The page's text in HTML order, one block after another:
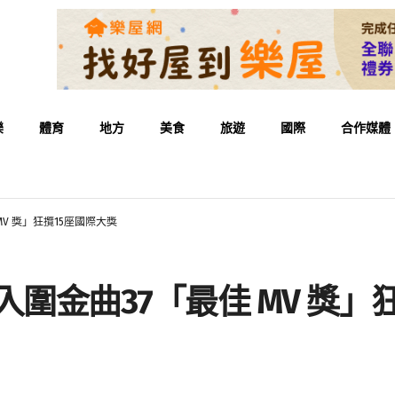
體育 地方 美食 旅遊 國際 合作媒體
獎」狂攬15座國際大獎
圍金曲37「最佳 MV 獎」